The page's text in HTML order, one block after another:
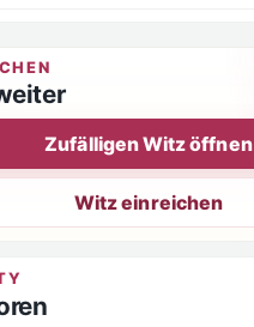
Zufälligen Witz öffnen
Witz einreichen